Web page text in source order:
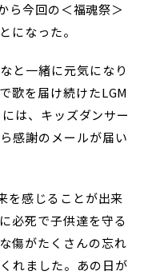
ら今回の＜福魂祭＞
になった。
と一緒に元気になり
歌を届け続けたLGM
は、キッズダンサー
感謝のメールが届い
を感じることが出来
必死で子供達を守る
傷がたくさんの忘れ
れました。あの日が